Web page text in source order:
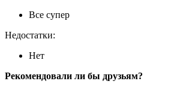
Все супер
Недостатки:
Нет
Рекомендовали ли бы друзьям?